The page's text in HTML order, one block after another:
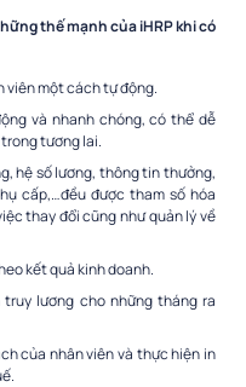
thế mạnh của iHRP khi có
viên một cách tự động.
và nhanh chóng, có thể dễ
tương lai.
hệ số lương, thông tin thưởng,
cấp,…đều được tham số hóa
thay đổi cũng như quản lý về
kết quả kinh doanh.
lương cho những tháng ra
của nhân viên và thực hiện in